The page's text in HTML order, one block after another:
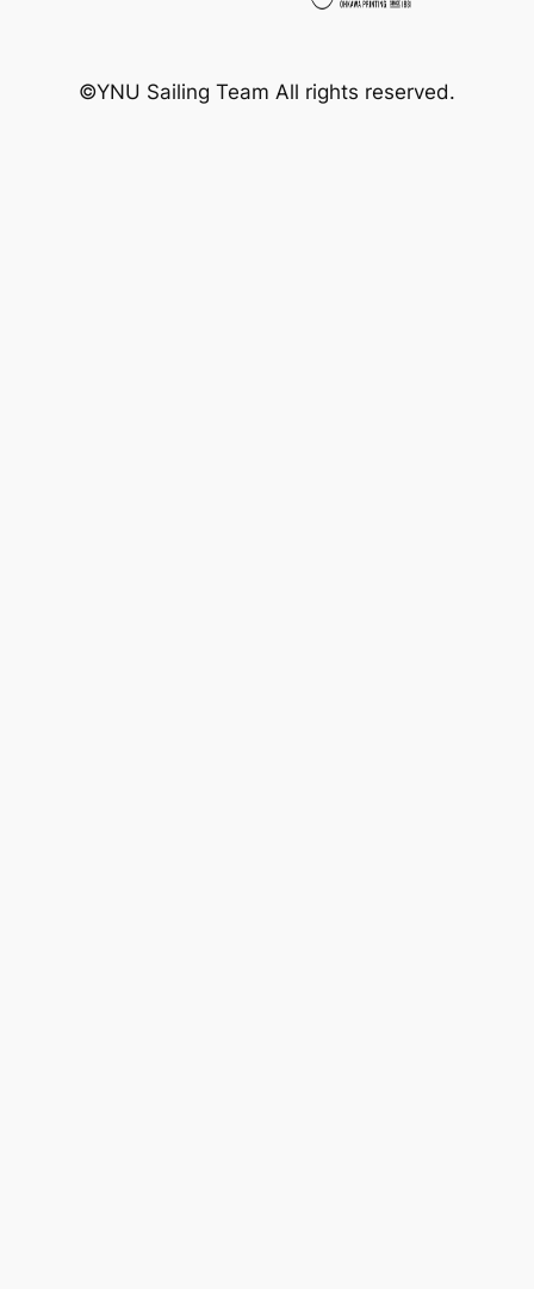
©YNU Sailing Team All rights reserved.